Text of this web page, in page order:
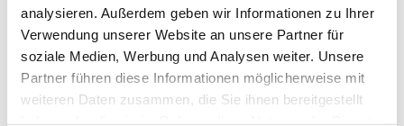
analysieren. Außerdem geben wir Informationen zu Ihrer
Verwendung unserer Website an unsere Partner für
soziale Medien, Werbung und Analysen weiter. Unsere
Partner führen diese Informationen möglicherweise mit
weiteren Daten zusammen, die Sie ihnen bereitgestellt
geschützten Rahmen nach einer geeigneten
Strategie, mit den geteilten Gesprächsinhalten
lösungsorientiert umzugehen.
Informationen erhalten Sie bei Birgit Kunisch, Tel.: